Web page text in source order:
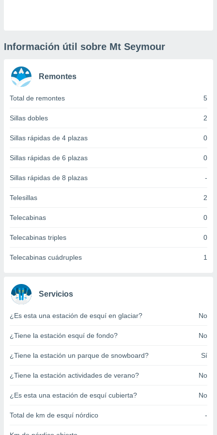
únicos
similares
como
de
en
a lo que
su
en
en
de
o acceder
perfiles
Información útil sobre Mt Seymour
Remontes
Total de remontes 5
Sillas dobles 2
Sillas rápidas de 4 plazas 0
Sillas rápidas de 6 plazas 0
Sillas rápidas de 8 plazas -
Telesillas 2
Telecabinas 0
Telecabinas triples 0
Telecabinas cuádruples 1
Servicios
¿Es esta una estación de esquí en glaciar? No
¿Tiene la estación esquí de fondo? No
¿Tiene la estación un parque de snowboard? Sí
¿Tiene la estación actividades de verano? No
¿Es esta una estación de esquí cubierta? No
Total de km de esquí nórdico -